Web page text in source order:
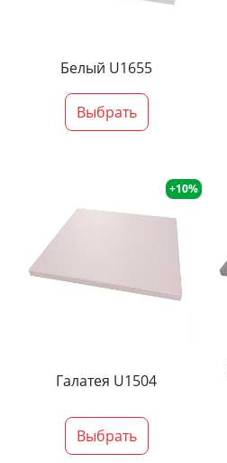
Белый U1655
Выбрать
+10%
Галатея U1504
Выбрать